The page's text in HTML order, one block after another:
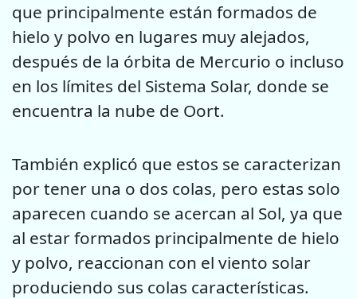
que principalmente están formados de
hielo y polvo en lugares muy alejados,
después de la órbita de Mercurio o incluso
en los límites del Sistema Solar, donde se
encuentra la nube de Oort.
También explicó que estos se caracterizan
por tener una o dos colas, pero estas solo
aparecen cuando se acercan al Sol, ya que
al estar formados principalmente de hielo
y polvo, reaccionan con el viento solar
produciendo sus colas características.